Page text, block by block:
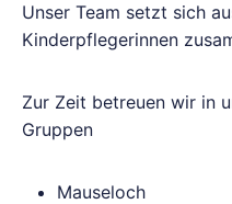
Unser Team setzt sich
Kinderpflegerinnen
Zur Zeit betreuen wir in
Gruppen
Mauseloch